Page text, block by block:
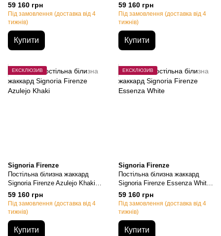
Ivory, Євро, 50х70см (2шт),
200х220см, 270х290см
59 160 грн
Під замовлення (доставка від 4
тижнів)
Купити
Blue, Євро, 50х70см (2шт),
200х220см, 270х290см
59 160 грн
Під замовлення (доставка від 4
тижнів)
Купити
ЕКСКЛЮЗИВ
Signoria Firenze
Постільна білизна жаккард
Signoria Firenze Azulejo Khaki,
Євро, 50х70см (2шт),
200х220см, 270х290см
59 160 грн
Під замовлення (доставка від 4
тижнів)
Купити
ЕКСКЛЮЗИВ
Signoria Firenze
Постільна білизна жаккард
Signoria Firenze Essenza White,
Євро, 50х70см (2шт),
200х220см, 270х290см
59 160 грн
Під замовлення (доставка від 4
тижнів)
Купити